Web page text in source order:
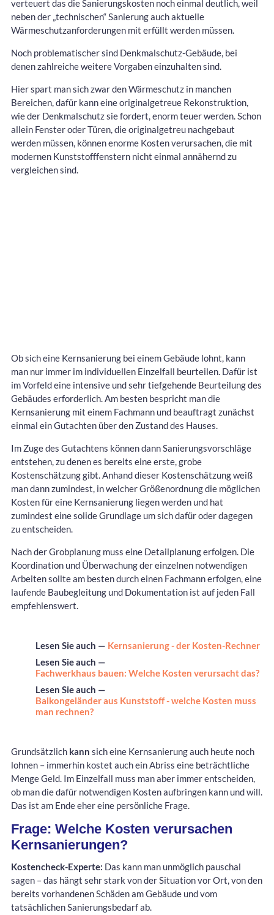
verteuert das die Sanierungskosten noch einmal deutlich, weil
neben der „technischen“ Sanierung auch aktuelle
Wärmeschutzanforderungen mit erfüllt werden müssen.
Noch problematischer sind Denkmalschutz-Gebäude, bei
denen zahlreiche weitere Vorgaben einzuhalten sind.
Hier spart man sich zwar den Wärmeschutz in manchen
Bereichen, dafür kann eine originalgetreue Rekonstruktion,
wie der Denkmalschutz sie fordert, enorm teuer werden. Schon
allein Fenster oder Türen, die originalgetreu nachgebaut
werden müssen, können enorme Kosten verursachen, die mit
modernen Kunststofffenstern nicht einmal annähernd zu
vergleichen sind.
Ob sich eine Kernsanierung bei einem Gebäude lohnt, kann
man nur immer im individuellen Einzelfall beurteilen. Dafür ist
im Vorfeld eine intensive und sehr tiefgehende Beurteilung des
Gebäudes erforderlich. Am besten bespricht man die
Kernsanierung mit einem Fachmann und beauftragt zunächst
einmal ein Gutachten über den Zustand des Hauses.
Im Zuge des Gutachtens können dann Sanierungsvorschläge
entstehen, zu denen es bereits eine erste, grobe
Kostenschätzung gibt. Anhand dieser Kostenschätzung weiß
man dann zumindest, in welcher Größenordnung die möglichen
Kosten für eine Kernsanierung liegen werden und hat
zumindest eine solide Grundlage um sich dafür oder dagegen
zu entscheiden.
Nach der Grobplanung muss eine Detailplanung erfolgen. Die
Koordination und Überwachung der einzelnen notwendigen
Arbeiten sollte am besten durch einen Fachmann erfolgen, eine
laufende Baubegleitung und Dokumentation ist auf jeden Fall
empfehlenswert.
Lesen Sie auch — Kernsanierung - der Kosten-Rechner
Lesen Sie auch —
Fachwerkhaus bauen: Welche Kosten verursacht das?
Lesen Sie auch —
Balkongeländer aus Kunststoff - welche Kosten muss
man rechnen?
Grundsätzlich kann sich eine Kernsanierung auch heute noch
lohnen – immerhin kostet auch ein Abriss eine beträchtliche
Menge Geld. Im Einzelfall muss man aber immer entscheiden,
ob man die dafür notwendigen Kosten aufbringen kann und will.
Das ist am Ende eher eine persönliche Frage.
Frage: Welche Kosten verursachen
Kernsanierungen?
Kostencheck-Experte: Das kann man unmöglich pauschal
sagen – das hängt sehr stark von der Situation vor Ort, von den
bereits vorhandenen Schäden am Gebäude und vom
tatsächlichen Sanierungsbedarf ab.